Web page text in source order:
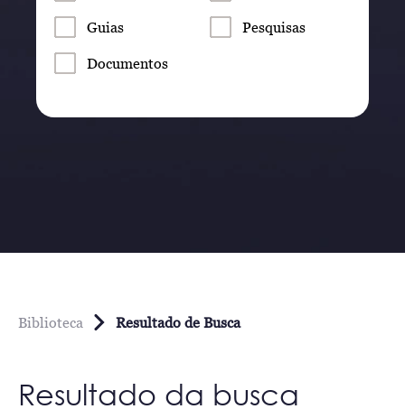
Guias Pesquisas
Documentos
Biblioteca Resultado de Busca
Resultado da busca